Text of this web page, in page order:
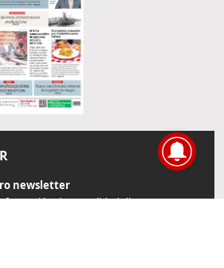
newsletter
de actualidad directamente en